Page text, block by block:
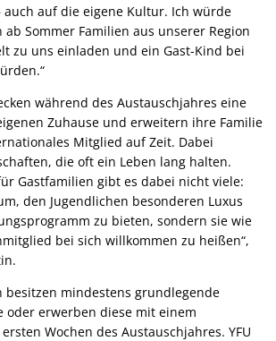
auch auf die eigene Kultur. Ich würde
Sommer Familien aus unserer Region
zu uns einladen und ein Gast-Kind bei
während des Austauschjahres eine
Zuhause und erweitern ihre Familie
Mitglied auf Zeit. Dabei
die oft ein Leben lang halten.
Gastfamilien gibt es dabei nicht viele:
den Jugendlichen besonderen Luxus
zu bieten, sondern sie wie
bei sich willkommen zu heißen“,
besitzen mindestens grundlegende
oder erwerben diese mit einem
Wochen des Austauschjahres. YFU